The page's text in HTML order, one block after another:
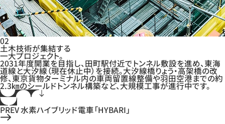
02
土木技術が集結する
一大プロジェクト。
2031年度開業を目指し、田町駅付近でトンネル敷設を進め、東海
道線と大汐線（現在休止中）を接続。大汐線橋りょう・高架橋の改
修、東京貨物ターミナル内の車両留置線整備や羽田空港までの約
2.3㎞のシールドトンネル構築など、大規模工事が進行中です。
PREV水素ハイブリッド電車「HYBARI」